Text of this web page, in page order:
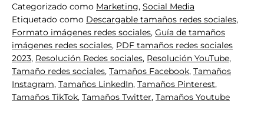
y
formatos
para
redes
sociales
Categorizado como Marketing, Social Media
Etiquetado como Descargable tamaños redes sociales,
Formato imágenes redes sociales, Guía de tamaños
imágenes redes sociales, PDF tamaños redes sociales
2023, Resolución Redes sociales, Resolución YouTube,
Tamaño redes sociales, Tamaños Facebook, Tamaños
Instagram, Tamaños LinkedIn, Tamaños Pinterest,
Tamaños TikTok, Tamaños Twitter, Tamaños Youtube